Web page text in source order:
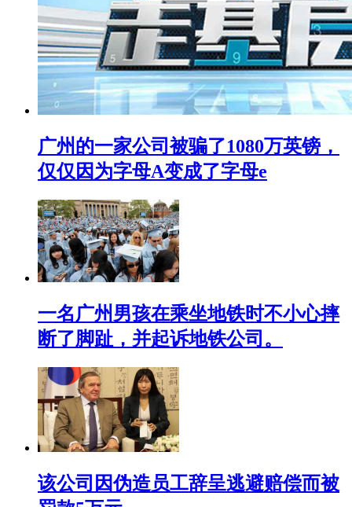
广州的一家公司被骗了1080万英镑，
仅仅因为字母A变成了字母e
一名广州男孩在乘坐地铁时不小心摔
断了脚趾，并起诉地铁公司。
该公司因伪造员工辞呈逃避赔偿而被